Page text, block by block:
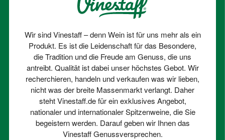
Wir sind Vinestaff – denn Wein ist für uns mehr als ein
Produkt. Es ist die Leidenschaft für das Besondere,
die Tradition und die Freude am Genuss, die uns
antreibt. Qualität ist dabei unser höchstes Gebot. Wir
recherchieren, handeln und verkaufen was wir lieben,
nicht was der breite Massenmarkt verlangt. Daher
steht Vinestaff.de für ein exklusives Angebot,
nationaler und internationaler Spitzenweine, die Sie
begeistern werden. Darauf geben wir Ihnen das
Vinestaff Genussversprechen.